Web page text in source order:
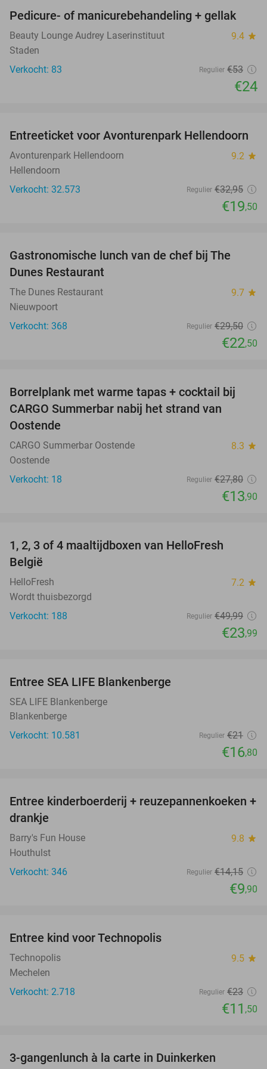
55%
Pedicure- of manicurebehandeling + gellak
Beauty Lounge Audrey Laserinstituut 9.4 star
Staden
Verkocht: 83
Regulier €53
€24
41%
Entreeticket voor Avonturenpark Hellendoorn
Avonturenpark Hellendoorn 9.2 star
Hellendoorn
Verkocht: 32.573
Regulier €32,95
€19,50
Gastronomische lunch van de chef bij The
Dunes Restaurant
The Dunes Restaurant 9.7 star
Nieuwpoort
Verkocht: 368
Regulier €29,50
€22,50
50%
Borrelplank met warme tapas + cocktail bij
CARGO Summerbar nabij het strand van
Oostende
CARGO Summerbar Oostende 8.3 star
Oostende
Verkocht: 18
Regulier €27,80
€13,90
1, 2, 3 of 4 maaltijdboxen van HelloFresh
België
HelloFresh 7.2 star
Wordt thuisbezorgd
Verkocht: 188
Regulier €49,99
€23,99
Entree SEA LIFE Blankenberge
SEA LIFE Blankenberge
Blankenberge
Verkocht: 10.581
Regulier €21
€16,80
30%
Entree kinderboerderij + reuzepannenkoeken +
drankje
Barry's Fun House 9.8 star
Houthulst
Verkocht: 346
Regulier €14,15
€9,90
Entree kind voor Technopolis
Technopolis 9.5 star
Mechelen
Verkocht: 2.718
Regulier €23
€11 ,50
3-gangenlunch à la carte in Duinkerken